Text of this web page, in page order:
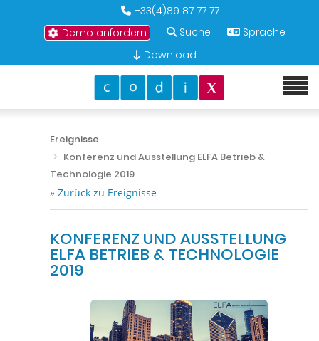
+33(4)89 87 77 77
Demo anfordern
Suche
Sprache
Download
Ereignisse
Konferenz und Ausstellung ELFA Betrieb &
Technologie 2019
» Zurück zu Ereignisse
KONFERENZ UND AUSSTELLUNG
ELFA BETRIEB & TECHNOLOGIE
2019